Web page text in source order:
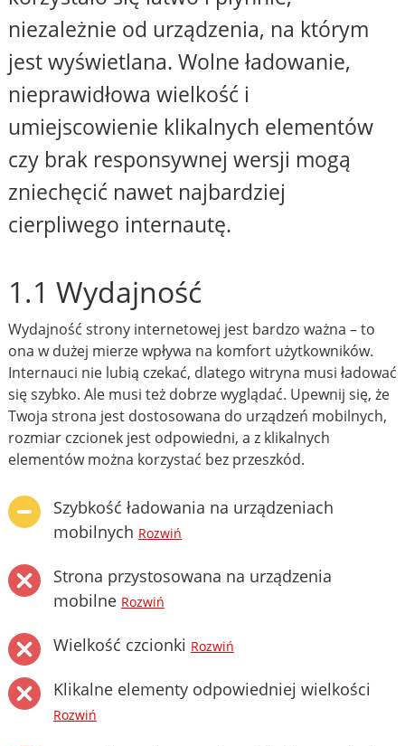
niezależnie od urządzenia, na którym
jest wyświetlana. Wolne ładowanie,
nieprawidłowa wielkość i
umiejscowienie klikalnych elementów
czy brak responsywnej wersji mogą
zniechęcić nawet najbardziej
cierpliwego internautę.
1.1 Wydajność
Wydajność strony internetowej jest bardzo ważna – to
ona w dużej mierze wpływa na komfort użytkowników.
Internauci nie lubią czekać, dlatego witryna musi ładować
się szybko. Ale musi też dobrze wyglądać. Upewnij się, że
Twoja strona jest dostosowana do urządzeń mobilnych,
rozmiar czcionek jest odpowiedni, a z klikalnych
elementów można korzystać bez przeszkód.
Szybkość ładowania na urządzeniach
mobilnych Rozwiń
Strona przystosowana na urządzenia
mobilne Rozwiń
Wielkość czcionki Rozwiń
Klikalne elementy odpowiedniej wielkości
Rozwiń